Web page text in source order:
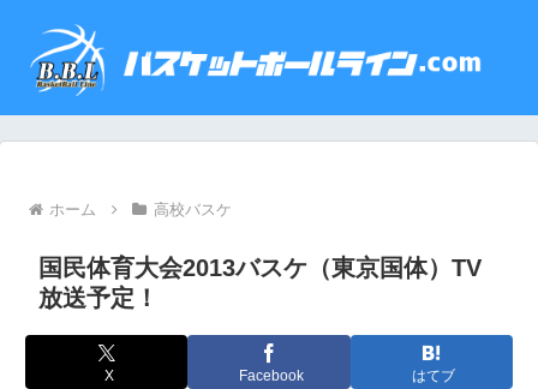
ホーム 高校バスケ
国民体育大会2013バスケ（東京国体）TV
放送予定！
X Facebook はてブ